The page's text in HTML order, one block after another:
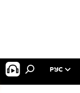
РУС